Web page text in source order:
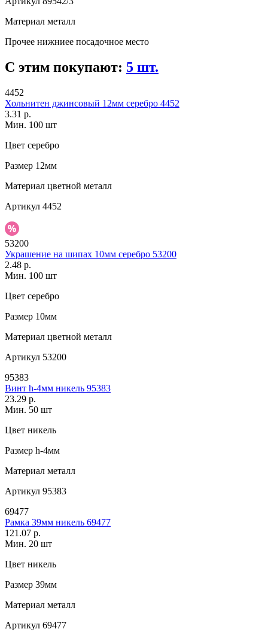
Материал металл
Прочее нижниее посадочное место
С этим покупают: 5 шт.
4452
Хольнитен джинсовый 12мм серебро 4452
3.31 р.
Мин. 100 шт
Цвет серебро
Размер 12мм
Материал цветной металл
Артикул 4452
53200
Украшение на шипах 10мм серебро 53200
2.48 р.
Мин. 100 шт
Цвет серебро
Размер 10мм
Материал цветной металл
Артикул 53200
95383
Винт h-4мм никель 95383
23.29 р.
Мин. 50 шт
Цвет никель
Размер h-4мм
Материал металл
Артикул 95383
69477
Рамка 39мм никель 69477
121.07 р.
Мин. 20 шт
Цвет никель
Размер 39мм
Материал металл
Артикул 69477